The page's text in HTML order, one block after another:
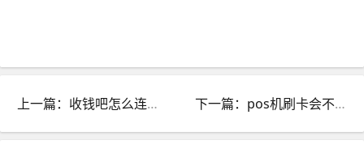
上一篇：收钱吧怎么连接收银机_收钱吧怎么对接收银系统 下一篇：pos机刷卡会不到账吗_为什么pos机刷了卡钱不到账